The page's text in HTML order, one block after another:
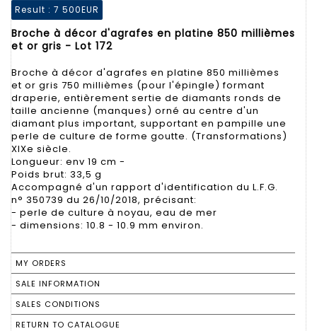
Result : 7 500EUR
Broche à décor d'agrafes en platine 850 millièmes
et or gris - Lot 172
Broche à décor d'agrafes en platine 850 millièmes
et or gris 750 millièmes (pour l'épingle) formant
draperie, entièrement sertie de diamants ronds de
taille ancienne (manques) orné au centre d'un
diamant plus important, supportant en pampille une
perle de culture de forme goutte. (Transformations)
XIXe siècle.
Longueur: env 19 cm -
Poids brut: 33,5 g
Accompagné d'un rapport d'identification du L.F.G.
n° 350739 du 26/10/2018, précisant:
- perle de culture à noyau, eau de mer
- dimensions: 10.8 - 10.9 mm environ.
MY ORDERS
SALE INFORMATION
SALES CONDITIONS
RETURN TO CATALOGUE